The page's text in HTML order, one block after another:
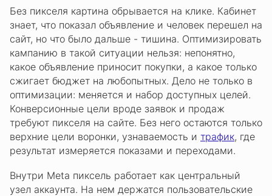
Без пикселя картина обрывается на клике. Кабинет
знает, что показал объявление и человек перешел на
сайт, но что было дальше - тишина. Оптимизировать
кампанию в такой ситуации нельзя: непонятно,
какое объявление приносит покупки, а какое только
сжигает бюджет на любопытных. Дело не только в
оптимизации: меняется и набор доступных целей.
Конверсионные цели вроде заявок и продаж
требуют пикселя на сайте. Без него остаются только
верхние цели воронки, узнаваемость и трафик, где
результат измеряется показами и переходами.
Внутри Meta пиксель работает как центральный
узел аккаунта. На нем держатся пользовательские